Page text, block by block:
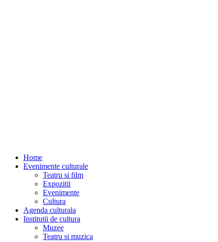
Home
Evenimente culturale
Teatru si film
Expozitii
Evenimente
Cultura
Agenda culturala
Institutii de cultura
Muzee
Teatru si muzica